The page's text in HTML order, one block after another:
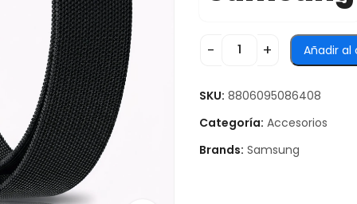
Añadir al
SKU: 8806095086408
Categoría: Accesorios
Brands: Samsung